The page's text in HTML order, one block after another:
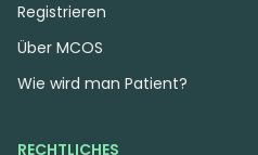
Casper’s No. 52 –
Tamalez
Tamalez
Registrieren
Über MCOS
Wie wird man Patient?
RECHTLICHES